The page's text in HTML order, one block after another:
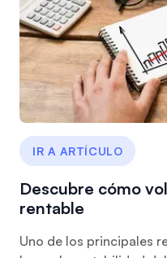
IR A ARTÍCULO
Descubre cómo
rentable
Uno de los principales